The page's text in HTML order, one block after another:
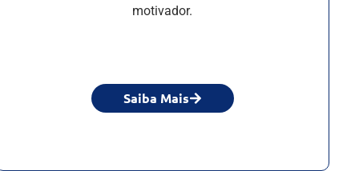
motivador.
Saiba Mais